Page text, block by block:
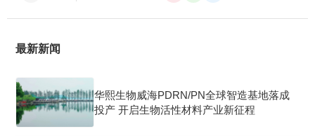
最新新闻
华熙生物威海PDRN/PN全球智造基地落成
投产 开启生物活性材料产业新征程